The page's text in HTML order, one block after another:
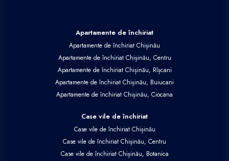
Apartamente de închiriat
Apartamente de închiriat Chișinău
Apartamente de închiriat Chișinău, Centru
Apartamente de închiriat Chișinău, Rîșcani
Apartamente de închiriat Chișinău, Buiucani
Apartamente de închiriat Chișinău, Ciocana
Case vile de închiriat
Case vile de închiriat Chișinău
Case vile de închiriat Chișinău, Centru
Case vile de închiriat Chișinău, Botanica